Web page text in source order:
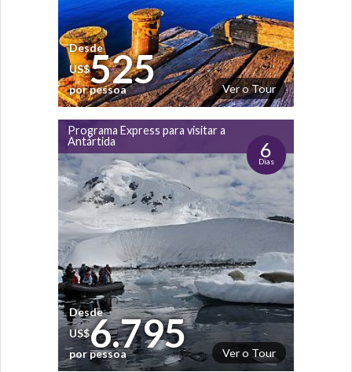
Ver o Tour
Desde
US$525
por pessoa
Programa Express para visitar a
Antártida
6
Dias
Ver o Tour
Desde
US$6.795
por pessoa